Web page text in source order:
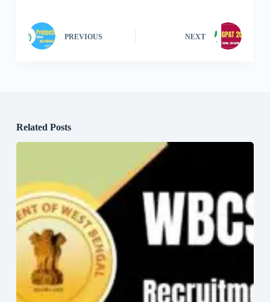
PREVIOUS NEXT
Related Posts